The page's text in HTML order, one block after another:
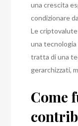
una crescita
condizionare
Le
una
tratta di una
gerarchizzati,
Come